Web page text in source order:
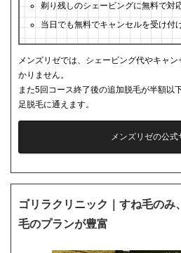
剃り残しのシェービングに無料で対
当日でも無料でキャンセルを受け付
メンズリゼでは、シェービング代やキャ
かりません。
また5回コース終了後の追加脱毛が半額以
足脱毛に通えます。
メンズリゼの公式
ゴリラクリニック｜すね毛のみ
毛のプランが豊富